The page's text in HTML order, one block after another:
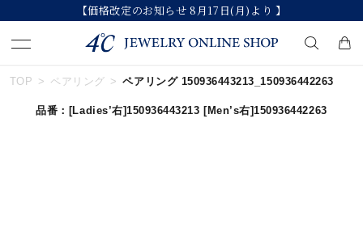
【価格改定のお知らせ 8月17日(月)より 】
キーワードで検索する
TOP ペアリング ペアリング 150936443213_150936442263
品番： [Ladies’右]150936443213 [Men’s右]150936442263